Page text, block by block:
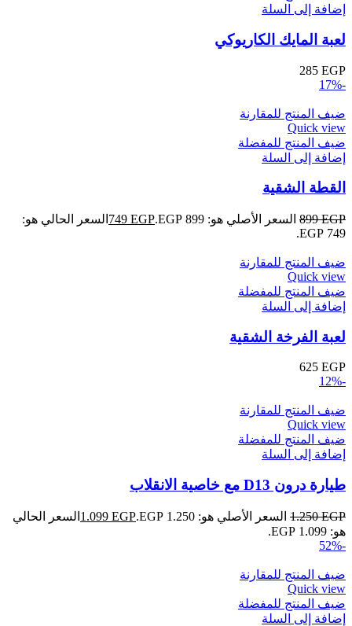
إضافة إلى السلة
لعبة المايك الكاريوكي
285 EGP
-17%
ضيف المنتج للمقارنة
Quick view
ضيف المنتج للمفضلة
إضافة إلى السلة
القطة الشقية
899EGP السعر الأصلي هو: 899 EGP. 749 EGP
السعر الحالي هو:
749 EGP.
ضيف المنتج للمقارنة
Quick view
ضيف المنتج للمفضلة
إضافة إلى السلة
لعبة الفرخة الشقية
625 EGP
-12%
ضيف المنتج للمقارنة
Quick view
ضيف المنتج للمفضلة
إضافة إلى السلة
طيارة درون D13 مع خاصية الانقلاب
1.250EGP السعر الأصلي هو: 1.250 EGP. 1.099 EGP
السعر الحالي
هو: 1.099 EGP.
-52%
ضيف المنتج للمقارنة
Quick view
ضيف المنتج للمفضلة
إضافة إلى السلة